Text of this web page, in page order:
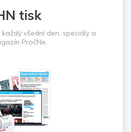
tisk
všední den, speciály a
PročNe.